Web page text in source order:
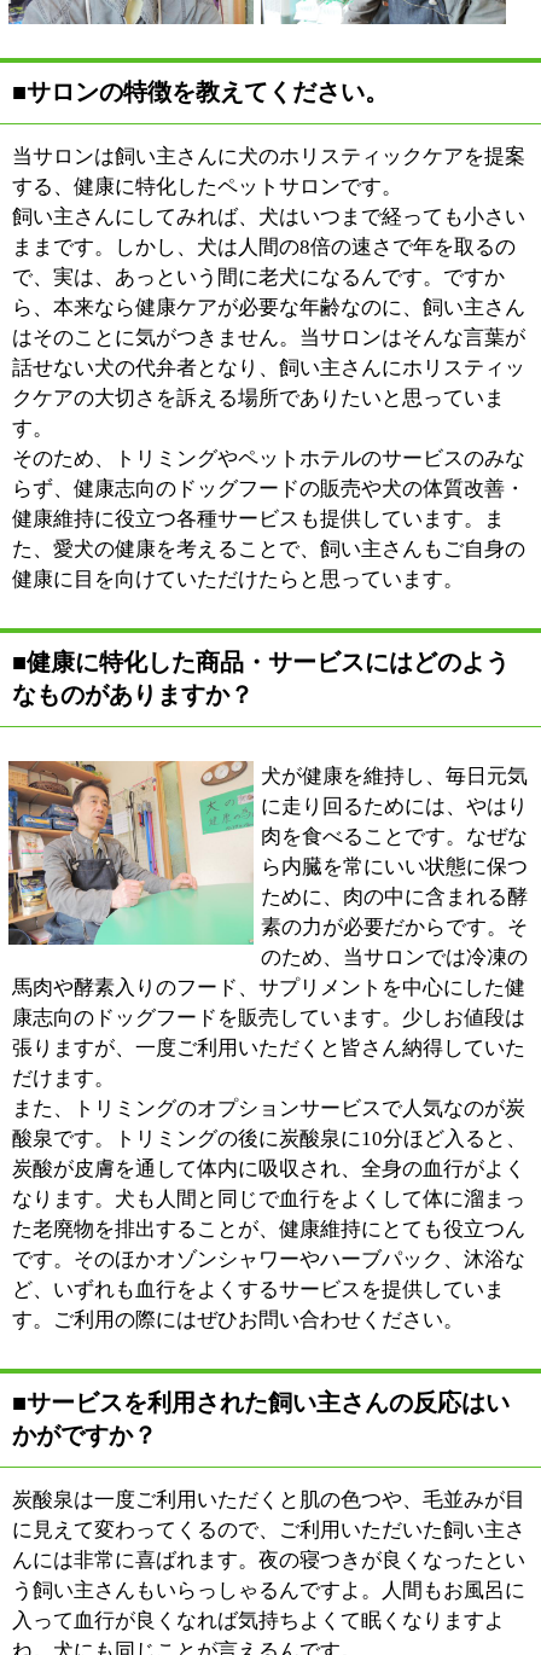
ために、肉の中に含まれる酵
のため、当サロンでは冷凍の
馬肉や酵素入りのフード、サプリメントを中心にした健
康志向のドッグフードを販売しています。少しお値段は
張りますが、一度ご利用いただくと皆さん納得していた
だけます。
また、トリミングのオプションサービスで人気なのが炭
酸泉です。トリミングの後に炭酸泉に10分ほど入ると、
炭酸が皮膚を通して体内に吸収され、全身の血行がよく
なります。犬も人間と同じで血行をよくして体に溜まっ
た老廃物を排出することが、健康維持にとても役立つん
です。そのほかオゾンシャワーやハーブパック、沐浴な
ど、いずれも血行をよくするサービスを提供していま
す。ご利用の際にはぜひお問い合わせください。
■サービスを利用された飼い主さんの反応はい
かがですか？
炭酸泉は一度ご利用いただくと肌の色つや、毛並みが目
に見えて変わってくるので、ご利用いただいた飼い主さ
んには非常に喜ばれます。夜の寝つきが良くなったとい
う飼い主さんもいらっしゃるんですよ。人間もお風呂に
入って血行が良くなれば気持ちよくて眠くなりますよ
ね。犬にも同じことが言えるんです。
また、先日はアトピーのダックスフントの飼い主さんに
から炭酸泉、オゾンシャワーなどトータルでサービスを
ご利用いただいたのですが、2ヶ月ほどで効果を実感し
ていただけたようです。
血行がよくなれば免疫力も上がります。もちろん、個体
差はありますが、愛犬に病気になりづらい健康的な生活
を送らせたいと考えている飼い主さんは、ぜひご相談く
■最後に地域の皆様にメッセージをお願いしま
す。
当サロンではペットホテルのサービスも実施していま
す。最近は全国から集まるスカイツリーの観光客の皆さ
んに、気軽にご利用いただけるプチホテル（一時預か
り）が人気です。ご近所にお住まいの方でも、昼間ペッ
トだけを自宅に置いておけないという方はぜひご利用く
ださい。オプションサービスをご利用いただければ、預
けている間に元気になってお返しすることもできます
よ。
また、当サロンは愛犬が来店する度に元気になる、犬の
健康ステーションをめざして営業しています。今後は酸
素カプセルの導入（2013年4月開始予定）など、新たな
サービスもスタートさせる予定です。愛犬を家族の一員
としてお考えなら、ぜひその健康にも目を向けてあげて
ください。当サロンが愛犬の健康維持に少しでもお役に
立てれば幸いです。
※上記記事は2013.3に取材したものです。
情報時間の経過による変化などがございます事をご了承
ください。
江戸川区時間 江東区時間 葛飾区時間
© 2013 art blue Inc.